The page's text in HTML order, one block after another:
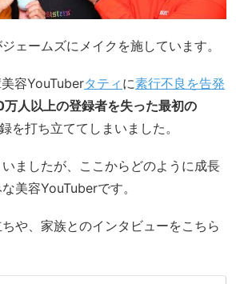
ェームズにメイクを施しています。
容YouTuberタティ に素行不良を告発
人以上の登録者を失った最初の
を打ち立ててしまいました。
ましたが、ここからどのように成長
美容YouTuberです。
や、家族とのインタビューをこちら